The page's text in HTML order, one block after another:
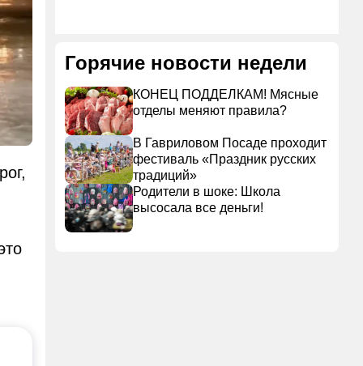
Горячие новости недели
КОНЕЦ ПОДДЕЛКАМ! Мясные
отделы меняют правила?
В Гавриловом Посаде проходит
фестиваль «Праздник русских
традиций»
Родители в шоке: Школа
высосала все деньги!